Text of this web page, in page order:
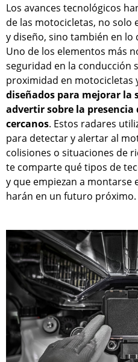
Los avances tecnológicos
de las motocicletas, no
y diseño, sino también en lo
Uno de los elementos más
seguridad en la conducción
proximidad en motocicletas
diseñados para mejorar la
advertir sobre la
cercanos. Estos radares
para detectar y alertar al
colisiones o situaciones de
te comparte qué tipos de
y que empiezan a montarse
harán en un futuro próximo.